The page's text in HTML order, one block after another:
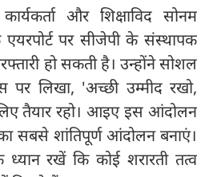
और शिक्षाविद सोनम
पर सीजेपी के संस्थापक
हो सकती है। उन्होंने सोशल
पर लिखा, 'अच्छी उम्मीद रखो,
तैयार रहो। आइए इस आंदोलन
सबसे शांतिपूर्ण आंदोलन बनाएं।
रखें कि कोई शरारती तत्व